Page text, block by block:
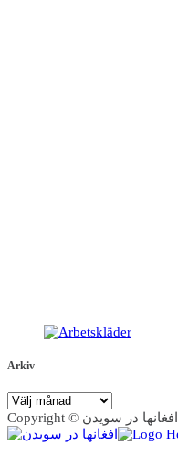
Arkiv
Arkiv